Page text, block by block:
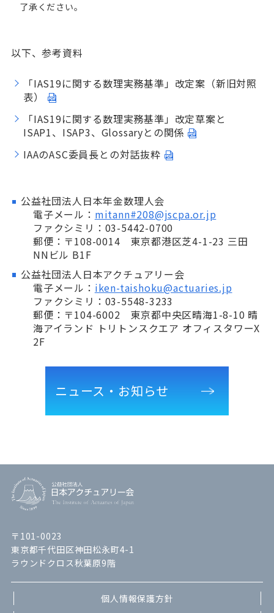
了承ください。
以下、参考資料
「IAS19に関する数理実務基準」改定案（新旧対照
表）
「IAS19に関する数理実務基準」改定草案と
ISAP1、ISAP3、Glossaryとの関係
IAAのASC委員長との対話抜粋
公益社団法人日本年金数理人会
電子メール： mitann#208@jscpa.or.jp
ファクシミリ：03-5442-0700
郵便：〒108-0014 東京都港区芝4-1-23 三田
NNビル B1F
公益社団法人日本アクチュアリー会
電子メール： iken-taishoku@actuaries.jp
ファクシミリ：03-5548-3233
郵便：〒104-6002 東京都中央区晴海1-8-10 晴
海アイランド トリトンスクエア オフィスタワーX
2F
ニュース・お知らせ
〒101-0023
東京都千代田区神田松永町4-1
ラウンドクロス秋葉原9階
個人情報保護方針